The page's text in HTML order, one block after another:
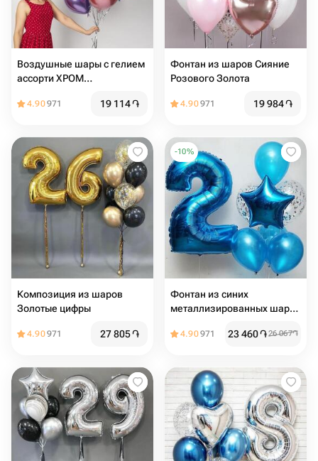
Воздушные шары с гелием
ассорти ХРОМ
4.90971 19 114֏
Фонтан из шаров Сияние
Розового Золота
4.90971 19 984֏
Композиция из шаров
Золотые цифры
4.90971 27 805֏
-10%
Фонтан из синих
металлизированных шаров
4.90971 23 460֏26 067֏